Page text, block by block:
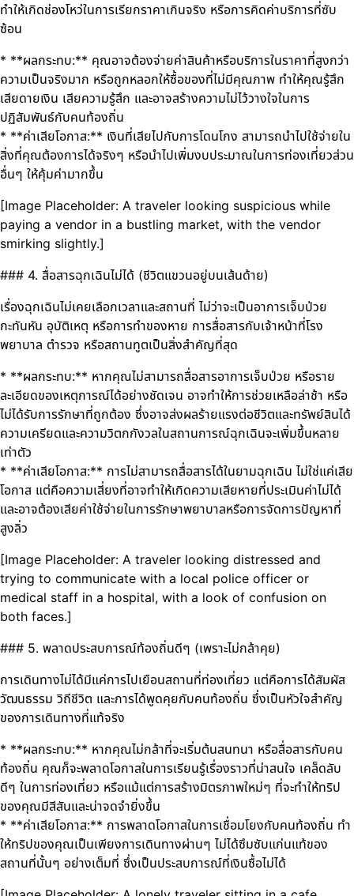
ทำให้เกิดช่องโหว่ในการเรียกราคาเกินจริง หรือการคิดค่าบริการที่ซับ
ซ้อน
* **ผลกระทบ:** คุณอาจต้องจ่ายค่าสินค้าหรือบริการในราคาที่สูงกว่า
ความเป็นจริงมาก หรือถูกหลอกให้ซื้อของที่ไม่มีคุณภาพ ทำให้คุณรู้สึก
เสียดายเงิน เสียความรู้สึก และอาจสร้างความไม่ไว้วางใจในการ
ปฏิสัมพันธ์กับคนท้องถิ่น
* **ค่าเสียโอกาส:** เงินที่เสียไปกับการโดนโกง สามารถนำไปใช้จ่ายใน
สิ่งที่คุณต้องการได้จริงๆ หรือนำไปเพิ่มงบประมาณในการท่องเที่ยวส่วน
อื่นๆ ให้คุ้มค่ามากขึ้น
[Image Placeholder: A traveler looking suspicious while
paying a vendor in a bustling market, with the vendor
smirking slightly.]
### 4. สื่อสารฉุกเฉินไม่ได้ (ชีวิตแขวนอยู่บนเส้นด้าย)
เรื่องฉุกเฉินไม่เคยเลือกเวลาและสถานที่ ไม่ว่าจะเป็นอาการเจ็บป่วย
กะทันหัน อุบัติเหตุ หรือการทำของหาย การสื่อสารกับเจ้าหน้าที่โรง
พยาบาล ตำรวจ หรือสถานทูตเป็นสิ่งสำคัญที่สุด
* **ผลกระทบ:** หากคุณไม่สามารถสื่อสารอาการเจ็บป่วย หรือราย
ละเอียดของเหตุการณ์ได้อย่างชัดเจน อาจทำให้การช่วยเหลือล่าช้า หรือ
ไม่ได้รับการรักษาที่ถูกต้อง ซึ่งอาจส่งผลร้ายแรงต่อชีวิตและทรัพย์สินได้
ความเครียดและความวิตกกังวลในสถานการณ์ฉุกเฉินจะเพิ่มขึ้นหลาย
เท่าตัว
* **ค่าเสียโอกาส:** การไม่สามารถสื่อสารได้ในยามฉุกเฉิน ไม่ใช่แค่เสีย
โอกาส แต่คือความเสี่ยงที่อาจทำให้เกิดความเสียหายที่ประเมินค่าไม่ได้
และอาจต้องเสียค่าใช้จ่ายในการรักษาพยาบาลหรือการจัดการปัญหาที่
สูงลิ่ว
[Image Placeholder: A traveler looking distressed and
trying to communicate with a local police officer or
medical staff in a hospital, with a look of confusion on
both faces.]
### 5. พลาดประสบการณ์ท้องถิ่นดีๆ (เพราะไม่กล้าคุย)
การเดินทางไม่ได้มีแค่การไปเยือนสถานที่ท่องเที่ยว แต่คือการได้สัมผัส
วัฒนธรรม วิถีชีวิต และการได้พูดคุยกับคนท้องถิ่น ซึ่งเป็นหัวใจสำคัญ
ของการเดินทางที่แท้จริง
* **ผลกระทบ:** หากคุณไม่กล้าที่จะเริ่มต้นสนทนา หรือสื่อสารกับคน
ท้องถิ่น คุณก็จะพลาดโอกาสในการเรียนรู้เรื่องราวที่น่าสนใจ เคล็ดลับ
ดีๆ ในการท่องเที่ยว หรือแม้แต่การสร้างมิตรภาพใหม่ๆ ที่จะทำให้ทริป
ของคุณมีสีสันและน่าจดจำยิ่งขึ้น
* **ค่าเสียโอกาส:** การพลาดโอกาสในการเชื่อมโยงกับคนท้องถิ่น ทำ
ให้ทริปของคุณเป็นเพียงการเดินทางผ่านๆ ไม่ได้ซึมซับแก่นแท้ของ
สถานที่นั้นๆ อย่างเต็มที่ ซึ่งเป็นประสบการณ์ที่เงินซื้อไม่ได้